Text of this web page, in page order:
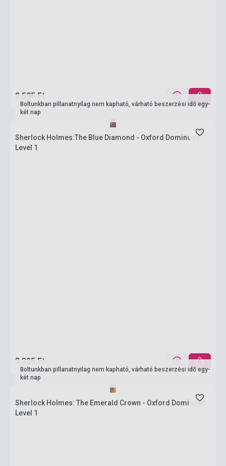
2 595 Ft
Boltunkban pillanatnyilag nem kapható, várható beszerzési idő egy-
két nap
Sherlock Holmes:The Blue Diamond - Oxford Dominoes
Level 1
3 325 Ft
Boltunkban pillanatnyilag nem kapható, várható beszerzési idő egy-
két nap
Sherlock Holmes: The Emerald Crown - Oxford Dominoes
Level 1